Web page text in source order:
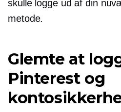
skulle logge ud af din
metode.
Glemte at
Pinterest og